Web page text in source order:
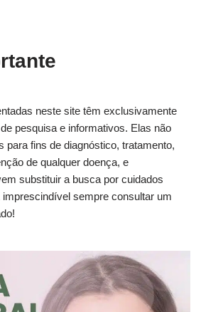
neste site têm exclusivamente
pesquisa e informativos. Elas não
para fins de diagnóstico, tratamento,
de qualquer doença, e
substituir a busca por cuidados
sempre consultar um